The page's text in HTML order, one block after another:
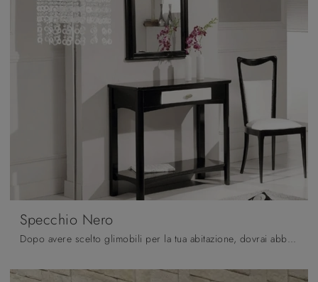
Specchio Nero
Dopo avere scelto glimobili per la tua abitazione, dovrai abbellire gli spazi indoor con i multifunzionali Complementi di grande impatto estetico che ...